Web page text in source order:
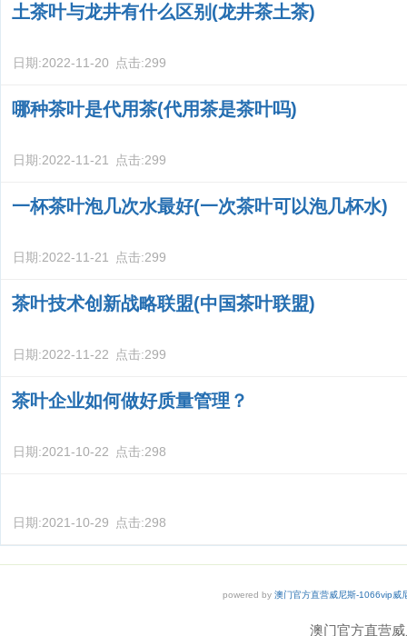
土茶叶与龙井有什么区别(龙井茶土茶)
日期:2022-11-20 点击:299
哪种茶叶是代用茶(代用茶是茶叶吗)
日期:2022-11-21 点击:299
一杯茶叶泡几次水最好(一次茶叶可以泡几杯水)
日期:2022-11-21 点击:299
茶叶技术创新战略联盟(中国茶叶联盟)
日期:2022-11-22 点击:299
茶叶企业如何做好质量管理？
日期:2021-10-22 点击:298
日期:2021-10-29 点击:298
powered by 澳门官方直营威尼斯-1066vip威
澳门官方直营